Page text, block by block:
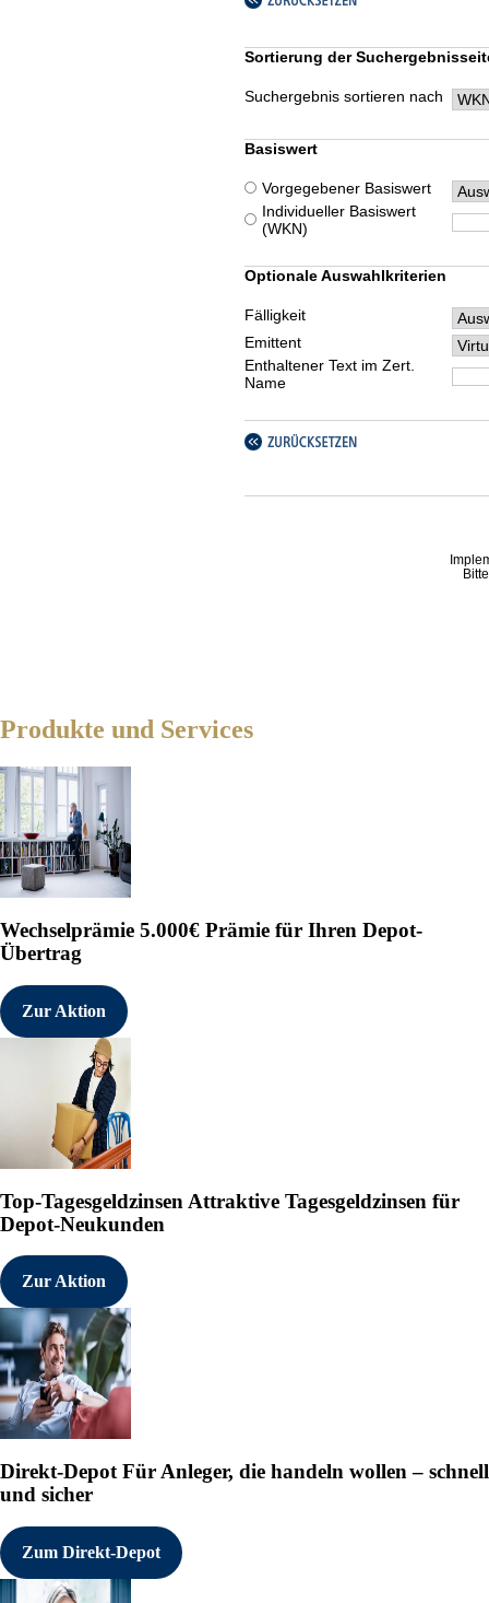
Sortierung der
Suchergebnis sortieren nach
Basiswert
Vorgegebener Basiswert
Individueller Basiswert
(WKN)
Optionale Auswahlkriterien
Fälligkeit
Emittent
Enthaltener Text im Zert.
Name
Produkte und Services
Wechselprämie 5.000€ Prämie für Ihren Depot-
Übertrag
Zur Aktion
Top-Tagesgeldzinsen Attraktive Tagesgeldzinsen für
Depot-Neukunden
Zur Aktion
Direkt-Depot Für Anleger, die handeln wollen – schnell
und sicher
Zum Direkt-Depot